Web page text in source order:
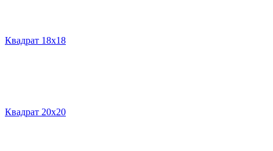
Квадрат 18х18
Квадрат 20х20